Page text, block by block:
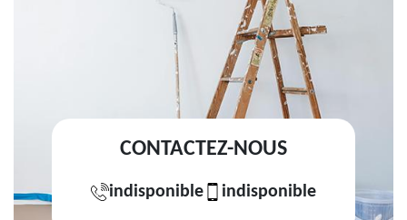
CONTACTEZ-NOUS
indisponible indisponible